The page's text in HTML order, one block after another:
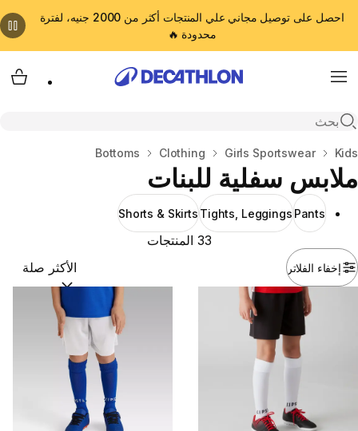
احصل على توصيل مجاني علي المنتجات أكثر من 2000 جنيه، لفترة
محدودة 🔥
Menu
Open search
المنزل
Kids
Girls Sportswear
Clothing
Bottoms
ملابس سفلية للبنات
Pants
Tights, Leggings
Shorts & Skirts
إخفاء الفلاتر
33 المنتجات
ترتيب حسب: